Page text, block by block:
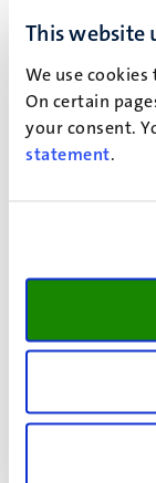
This website
We use
On certain
your consent.
statement.